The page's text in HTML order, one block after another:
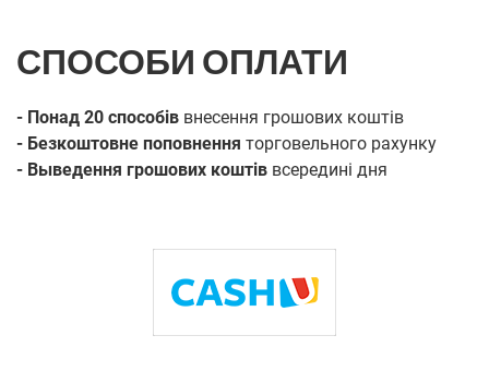
СПОСОБИ ОПЛАТИ
- Понад 20 способів внесення грошових коштів
- Безкоштовне поповнення торговельного рахунку
- Выведення грошових коштів всередині дня